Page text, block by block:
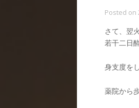
Posted on
さて、翌
若干二日
身支度を
薬院から